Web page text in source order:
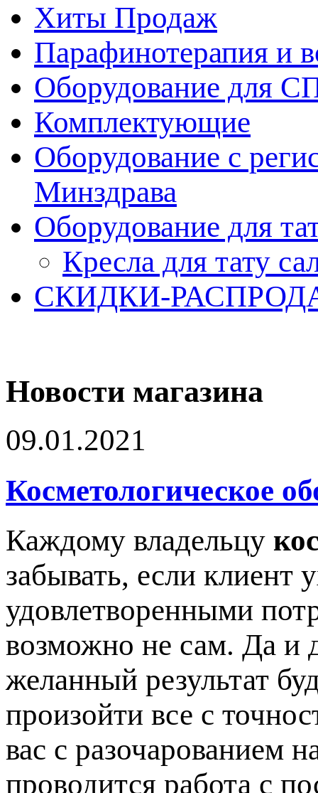
Хиты Продаж
Парафинотерапия и
Оборудование для
Комплектующие
Оборудование с
Минздрава
Оборудование для
Кресла для тату
СКИДКИ-
Новости магазина
09.01.2021
Косметологическое
Каждому владельцу
забывать, если клиент
удовлетворенными
возможно не сам. Да и
желанный результат
произойти все с
вас с разочарованием
проводится работа с